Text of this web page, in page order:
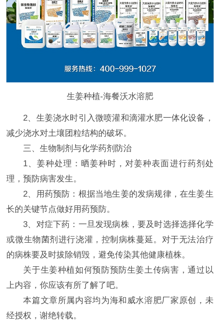
生姜种植-海餐沃水溶肥
2、生姜浇水时引入微喷灌和滴灌水肥一体化设备，
减少浇水对土壤团粒结构的破坏。
三、生物制剂与化学药剂防治
1、姜种处理：晒姜种时，对姜种表面进行药剂处
理，预防病害发生。
2、用药预防：根据当地生姜的发病规律，在生姜生
长的关键节点做好用药预防。
3、对症下药：一旦发现病株，要及时选择选择化学
或微生物菌剂进行浇灌，控制病株蔓延。对于无法治疗
的病株要及时拔除销毁，避免传染其他健康植株。
关于生姜种植如何预防预防生姜土传病害，通过以
上内容，你应该有所了解了吧。
本篇文章所属内容均为海和威水溶肥厂家原创，未
经授权，谢绝转载。